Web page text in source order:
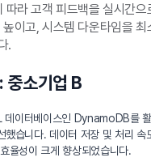
따라 고객 피드백을 실시간으
이고, 시스템 다운타임을 최
.
중소기업 B
데이터베이스인 DynamoDB를
했습니다. 데이터 저장 및 처리 속
율성이 크게 향상되었습니다.